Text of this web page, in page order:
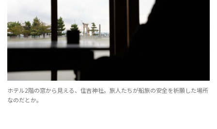
ホテル2階の窓から見える、住吉神社。旅人たちが船旅の安全を祈願した場所
なのだとか。